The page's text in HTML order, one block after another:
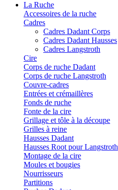
La Ruche
Accessoires de la ruche
Cadres
Cadres Dadant Corps
Cadres Dadant Hausses
Cadres Langstroth
Cire
Corps de ruche Dadant
Corps de ruche Langstroth
Couvre-cadres
Entrées et crémaillères
Fonds de ruche
Fonte de la cire
Grillage et tôle à la découpe
Grilles à reine
Hausses Dadant
Hausses Root pour Langstroth
Montage de la cire
Moules et bougies
Nourrisseurs
Partitions